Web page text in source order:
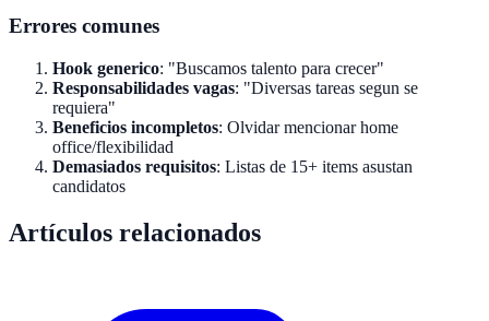
Errores comunes
Hook generico: "Buscamos talento para crecer"
Responsabilidades vagas: "Diversas tareas segun se
requiera"
Beneficios incompletos: Olvidar mencionar home
office/flexibilidad
Demasiados requisitos: Listas de 15+ items asustan
candidatos
Artículos relacionados